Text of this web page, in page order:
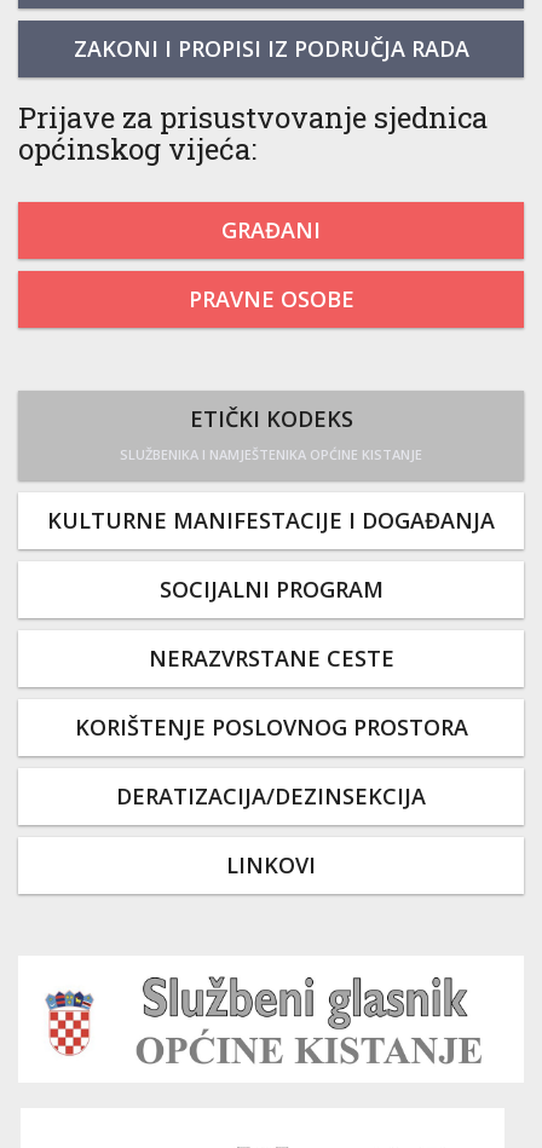
ZAKONI I PROPISI IZ PODRUČJA RADA
Prijave za prisustvovanje sjednica
općinskog vijeća:
GRAĐANI
PRAVNE OSOBE
ETIČKI KODEKS
SLUŽBENIKA I NAMJEŠTENIKA OPĆINE KISTANJE
KULTURNE MANIFESTACIJE I DOGAĐANJA
SOCIJALNI PROGRAM
NERAZVRSTANE CESTE
KORIŠTENJE POSLOVNOG PROSTORA
DERATIZACIJA/DEZINSEKCIJA
LINKOVI